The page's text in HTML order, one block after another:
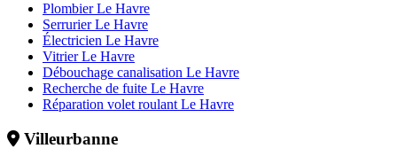
Plombier Le Havre
Serrurier Le Havre
Électricien Le Havre
Vitrier Le Havre
Débouchage canalisation Le Havre
Recherche de fuite Le Havre
Réparation volet roulant Le Havre
Villeurbanne